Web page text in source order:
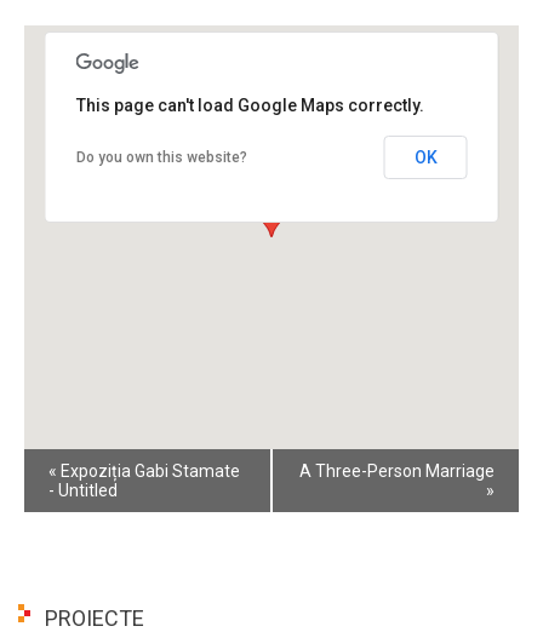
This page can't load Google Maps correctly.
Do you own this website? OK
Event
Navigation
« Expoziția Gabi Stamate
- Untitled
A Three-Person Marriage
»
PROIECTE